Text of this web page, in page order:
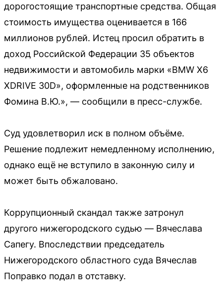
дорогостоящие транспортные средства. Общая
стоимость имущества оценивается в 166
миллионов рублей. Истец просил обратить в
доход Российской Федерации 35 объектов
недвижимости и автомобиль марки «BMW X6
XDRIVE 30D», оформленные на родственников
Фомина В.Ю.», — сообщили в пресс-службе.
Суд удовлетворил иск в полном объёме.
Решение подлежит немедленному исполнению,
однако ещё не вступило в законную силу и
может быть обжаловано.
Коррупционный скандал также затронул
другого нижегородского судью — Вячеслава
Сапегу. Впоследствии председатель
Нижегородского областного суда Вячеслав
Поправко подал в отставку.